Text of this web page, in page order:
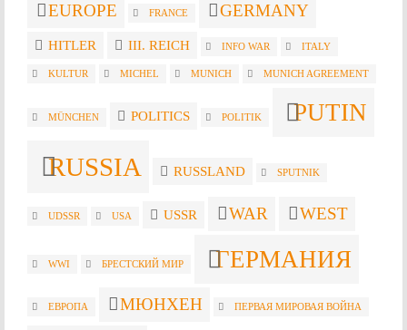
EUROPE FRANCE GERMANY
HITLER III. REICH INFO WAR ITALY
KULTUR MICHEL MUNICH MUNICH AGREEMENT
MÜNCHEN POLITICS POLITIK PUTIN
RUSSIA RUSSLAND SPUTNIK
UDSSR USA USSR WAR WEST
WWI БРЕСТСКИЙ МИР ГЕРМАНИЯ
ЕВРОПА МЮНХЕН ПЕРВАЯ МИРОВАЯ ВОЙНА